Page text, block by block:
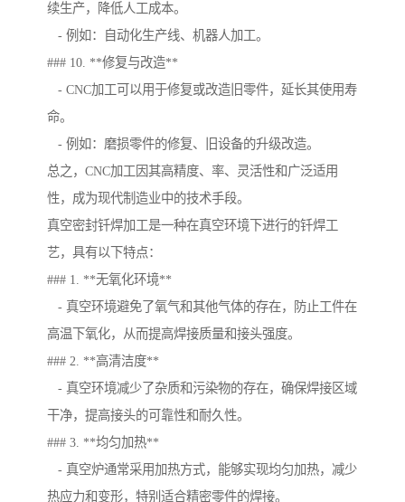
续生产，降低人工成本。
- 例如：自动化生产线、机器人加工。
### 10. **修复与改造**
- CNC加工可以用于修复或改造旧零件，延长其使用寿
命。
- 例如：磨损零件的修复、旧设备的升级改造。
总之，CNC加工因其高精度、率、灵活性和广泛适用
性，成为现代制造业中的技术手段。
真空密封钎焊加工是一种在真空环境下进行的钎焊工
艺，具有以下特点：
### 1. **无氧化环境**
- 真空环境避免了氧气和其他气体的存在，防止工件在
高温下氧化，从而提高焊接质量和接头强度。
### 2. **高清洁度**
- 真空环境减少了杂质和污染物的存在，确保焊接区域
干净，提高接头的可靠性和耐久性。
### 3. **均匀加热**
- 真空炉通常采用加热方式，能够实现均匀加热，减少
热应力和变形，特别适合精密零件的焊接。